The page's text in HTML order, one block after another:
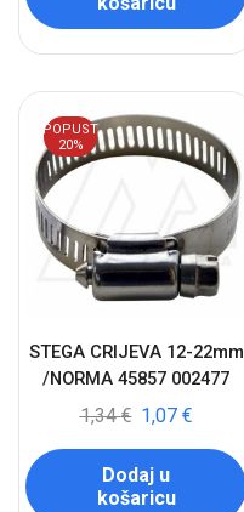
POPUST
20%
STEGA CRIJEVA 12-22mm
/NORMA 45857 002477
1,34€ 1,07 €
Dodaj u
košaricu